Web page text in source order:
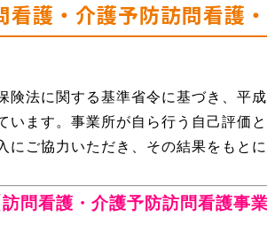
・介護予防訪問看護・
法に関する基準省令に基づき、平
います。事業所が自ら行う自己評価
にご協力いただき、その結果をもと
看護・介護予防訪問看護事業